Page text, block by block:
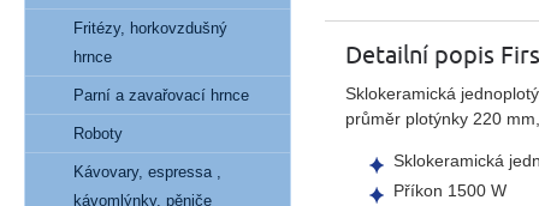
Detailní popis
Sklokeramická
průměr plotýnky 220
Sklokeramická
Příkon 1500 W
Fritézy, horkovzdušný
hrnce
Parní a zavařovací hrnce
Roboty
Kávovary, espressa ,
kávomlýnky, pěniče